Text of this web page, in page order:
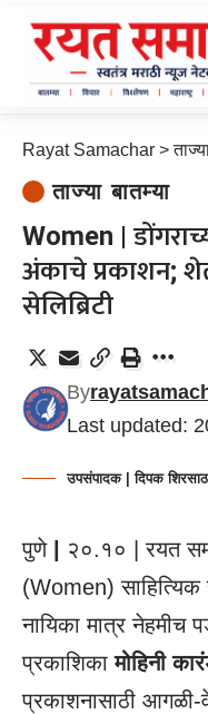
Rayat Samachar >
ताज्या बातम्या
Women |
अंकाचे प्रकाशन;
सेलिब्रिटी
Last updated:
By
उपसंपादक | दिपक शिरसाठ
पुणे| २०.१० | रयत
(Women) साहित्यिक
नायिका मात्र नेहमीच
प्रकाशिकामोहिनी
प्रकाशनासाठी आगळी-